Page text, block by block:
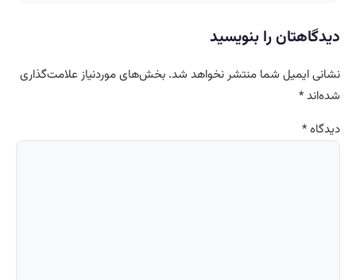
دیدگاهتان را بنویسید
نشانی ایمیل شما منتشر نخواهد شد. بخش‌های موردنیاز علامت‌گذاری
شده‌اند*
دیدگاه*